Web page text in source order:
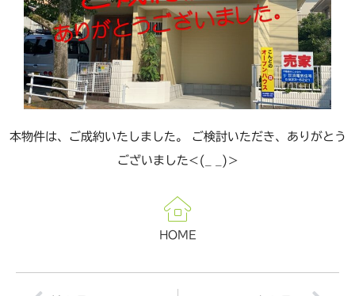
本物件は、ご成約いたしました。 ご検討いただき、ありがとう
ございました<(_ _)>
HOME